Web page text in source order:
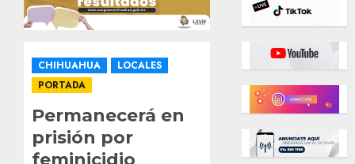
CHIHUAHUA
LOCALES
PORTADA
Permanecerá en
prisión por
feminicidio